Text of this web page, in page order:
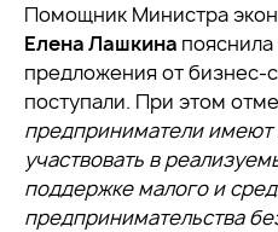
Помощник Министра
Елена Лашкина
предложения от бизнес-
поступали. При этом
предприниматели имеют
участвовать в
поддержке малого и
предпринимательства